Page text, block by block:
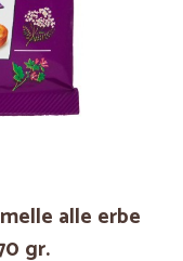
alle erbe
gr.